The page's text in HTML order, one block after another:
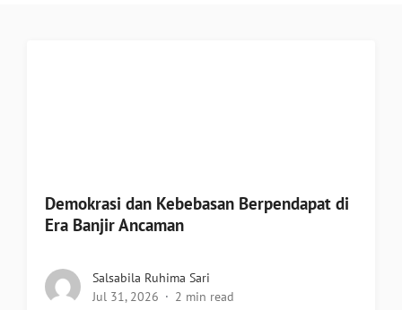
Demokrasi dan Kebebasan Berpendapat di
Era Banjir Ancaman
Salsabila Ruhima Sari
Jul 31, 2026
2 min read